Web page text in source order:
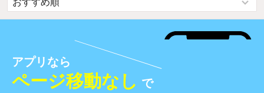
アプリなら
ページ移動なし で